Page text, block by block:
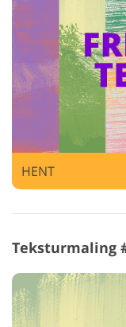
HENT
Teksturmaling